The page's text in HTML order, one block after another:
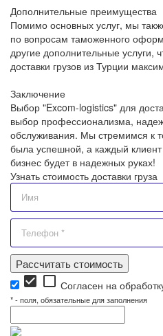
Дополнительные преимущества
Помимо основных услуг, мы
по вопросам таможенного
другие дополнительные услуги,
доставки грузов из Турции
Заключение
Выбор "Excom-logistics" для
выбор профессионализма,
обслуживания. Мы стремимся к
была успешной, а каждый
бизнес будет в надежных руках!
Узнать стоимость доставки груза
Рассчитать стоимость
check_box check_box_outline_blank Согласен на
*- поля, обязательные для заполнения